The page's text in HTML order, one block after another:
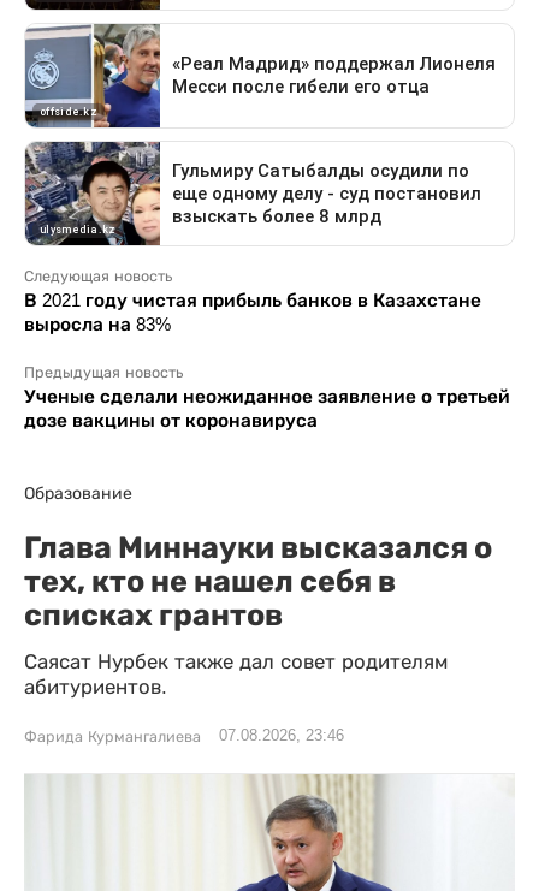
Следующая новость
В 2021 году чистая прибыль банков в Казахстане
выросла на 83%
Предыдущая новость
Ученые сделали неожиданное заявление о третьей
дозе вакцины от коронавируса
Образование
Глава Миннауки высказался о
тех, кто не нашел себя в
списках грантов
Саясат Нурбек также дал совет родителям
абитуриентов.
Фарида Курмангалиева 07.08.2026, 23:46